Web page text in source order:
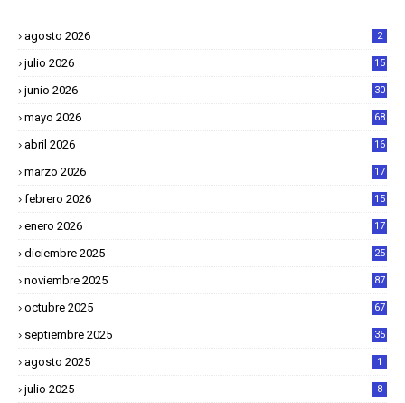
agosto 2026 2
julio 2026 15
junio 2026 30
mayo 2026 68
abril 2026
16
marzo 2026
17
febrero 2026
15
enero 2026
17
diciembre 2025
25
noviembre 2025 87
octubre 2025 67
septiembre 2025 35
agosto 2025 1
julio 2025 8